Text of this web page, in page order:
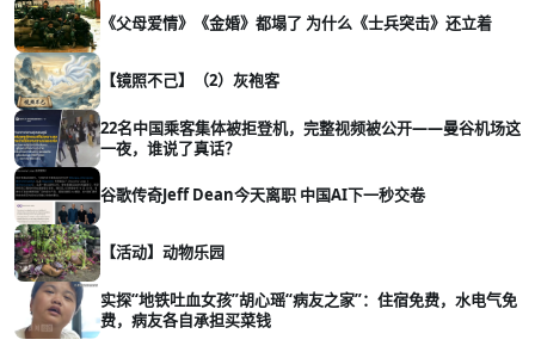
《父母爱情》《金婚》都塌了 为什么《士兵突击》还立着
【镜照不己】（2）灰袍客
22名中国乘客集体被拒登机，完整视频被公开——曼谷机场这
一夜，谁说了真话？
谷歌传奇Jeff Dean今天离职 中国AI下一秒交卷
【活动】动物乐园
实探“地铁吐血女孩”胡心瑶“病友之家”：住宿免费，水电气免
费，病友各自承担买菜钱